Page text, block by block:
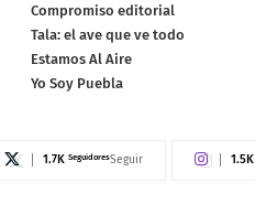
Compromiso editorial
Tala: el ave que ve todo
Estamos Al Aire
Yo Soy Puebla
1.7K SeguidoresSeguir 1.5K